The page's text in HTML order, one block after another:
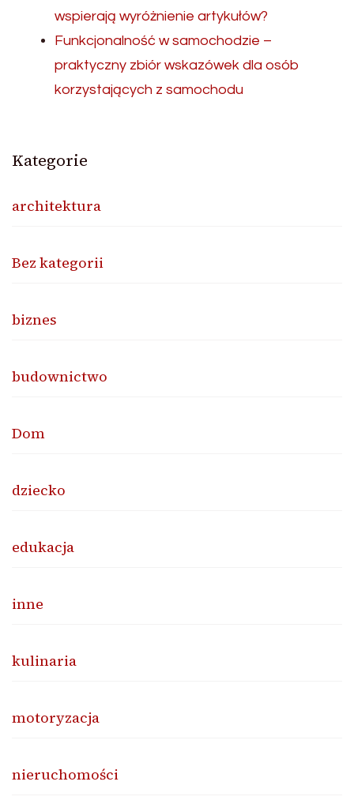
wspierają wyróżnienie artykułów?
Funkcjonalność w samochodzie –
praktyczny zbiór wskazówek dla osób
korzystających z samochodu
Kategorie
architektura
Bez kategorii
biznes
budownictwo
Dom
dziecko
edukacja
inne
kulinaria
motoryzacja
nieruchomości